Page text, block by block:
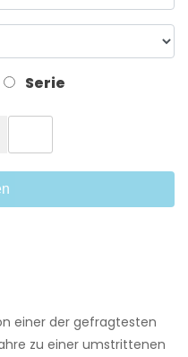
Serie
einer der gefragtesten
zu einer umstrittenen